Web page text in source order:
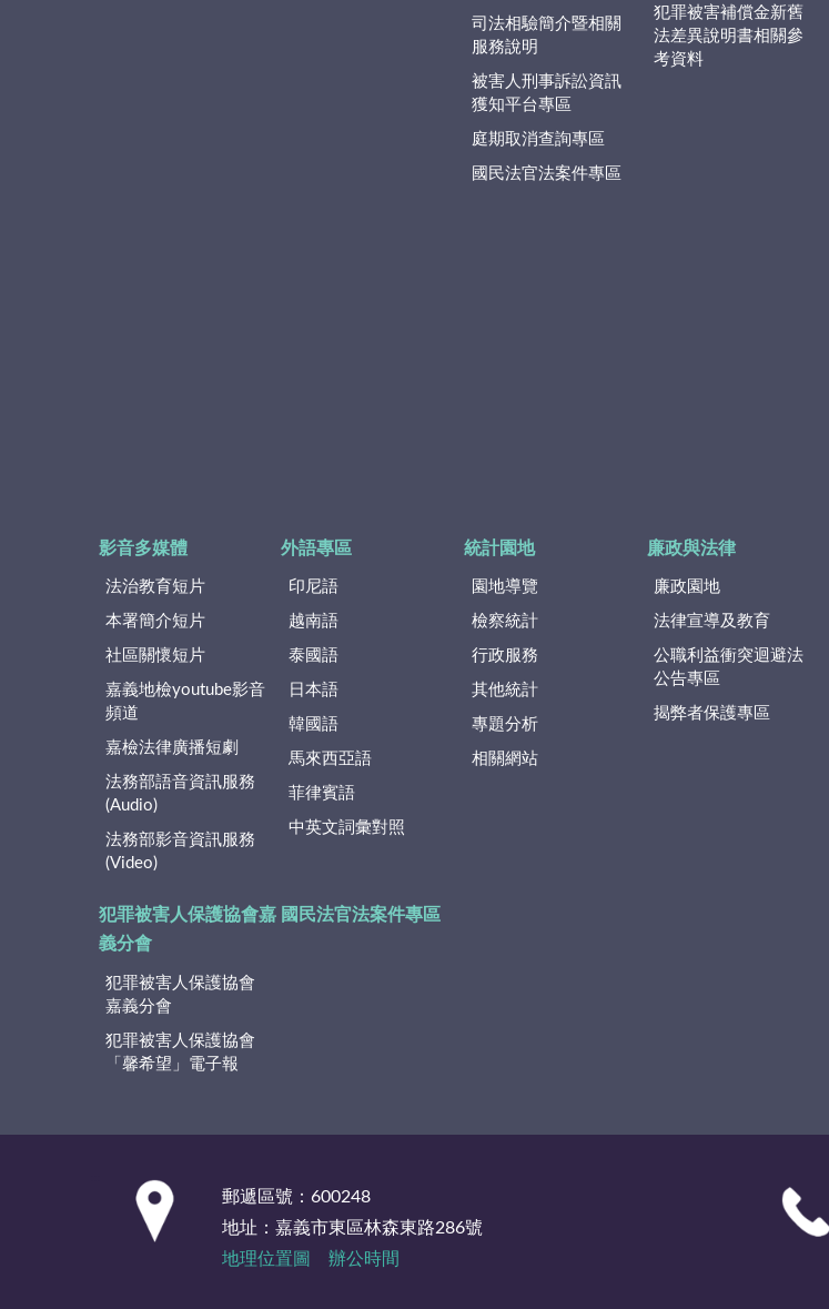
司法相驗簡介暨相關
服務說明
被害人刑事訴訟資訊
獲知平台專區
庭期取消查詢專區
國民法官法案件專區
犯罪被害補償金新舊
法差異說明書相關參
考資料
影音多媒體
法治教育短片
本署簡介短片
社區關懷短片
嘉義地檢youtube影音
頻道
嘉檢法律廣播短劇
法務部語音資訊服務
(Audio)
法務部影音資訊服務
(Video)
外語專區
印尼語
越南語
泰國語
日本語
韓國語
馬來西亞語
菲律賓語
中英文詞彙對照
統計園地
園地導覽
檢察統計
行政服務
其他統計
專題分析
相關網站
廉政與法律
廉政園地
法律宣導及教育
公職利益衝突迴避法
公告專區
揭弊者保護專區
犯罪被害人保護協會嘉
義分會
犯罪被害人保護協會
嘉義分會
犯罪被害人保護協會
「馨希望」電子報
國民法官法案件專區
郵遞區號：600248
地址：嘉義市東區林森東路286號
地理位置圖
辦公時間